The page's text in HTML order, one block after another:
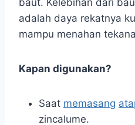
baut. Kelebihan dari
adalah daya rekatnya
mampu menahan
Kapan digunakan?
Saat memasang
zincalume.